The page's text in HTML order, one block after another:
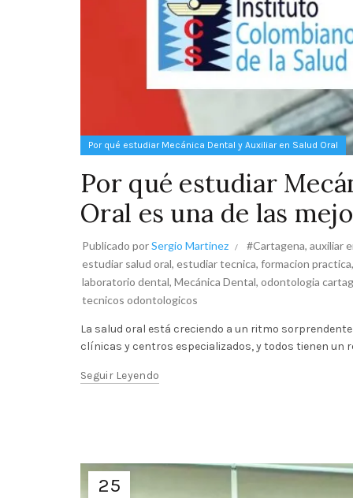
Por qué estudiar Mecánica Dental y Auxiliar en Salud Oral
Por qué estudiar
Oral es una de las
Publicado porSergio Martinez #Cartagena, auxiliar
estudiar salud oral, estudiar tecnica, formacion practica
laboratorio dental, Mecánica Dental, odontologia
tecnicos odontologicos
La salud oral está creciendo a un ritmo
clínicas y centros especializados, y todos tienen un
Seguir Leyendo
25